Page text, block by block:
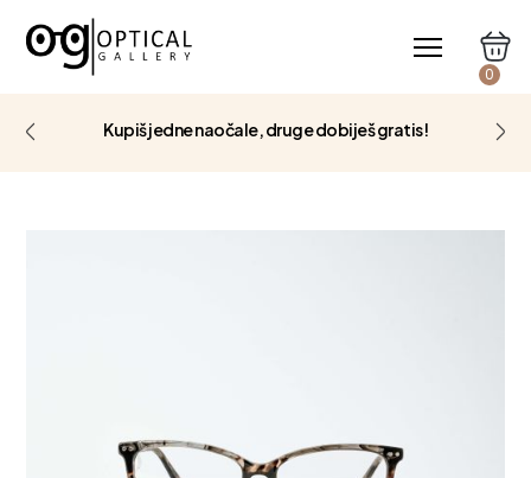
0
Kupiš jedne naočale, druge dobiješ gratis!